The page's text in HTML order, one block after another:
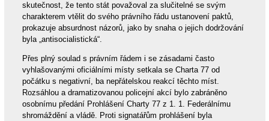
skutečnost, že tento stát považoval za slučitelné se svým
charakterem vtělit do svého právního řádu ustanovení paktů,
prokazuje absurdnost názorů, jako by snaha o jejich dodržování
byla „antisocialistická“.
Přes plný soulad s právním řádem i se zásadami často
vyhlašovanými oficiálními místy setkala se Charta 77 od
počátku s negativní, ba nepřátelskou reakcí těchto míst.
Rozsáhlou a dramatizovanou policejní akcí bylo zabráněno
osobnímu předání Prohlášení Charty 77 z 1. 1. Federálnímu
shromáždění a vládě. Proti signatářům prohlášení byla